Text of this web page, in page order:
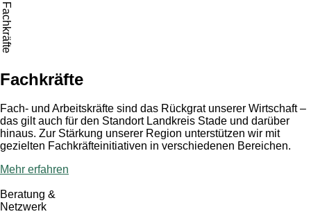
Fachkräfte
Fachkräfte
Fach- und Arbeitskräfte sind das Rückgrat unserer Wirtschaft –
das gilt auch für den Standort Landkreis Stade und darüber
hinaus. Zur Stärkung unserer Region unterstützen wir mit
gezielten Fachkräfteinitiativen in verschiedenen Bereichen.
Mehr erfahren
Beratung &
Netzwerk